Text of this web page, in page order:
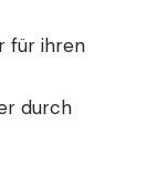
für ihren
durch